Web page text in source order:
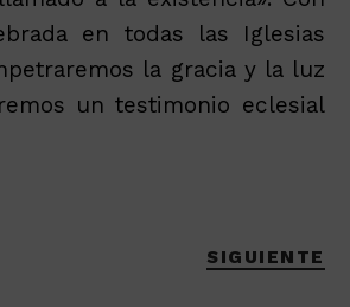
en todas las Iglesias
la gracia y la luz
un testimonio eclesial
SIGUIENTE